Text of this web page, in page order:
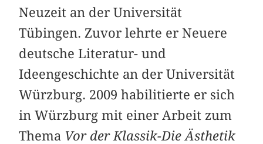
Neuzeit an der Universität
Tübingen. Zuvor lehrte er Neuere
deutsche Literatur- und
Ideengeschichte an der Universität
Würzburg. 2009 habilitierte er sich
in Würzburg mit einer Arbeit zum
Thema Vor der Klassik-Die Ästhetik